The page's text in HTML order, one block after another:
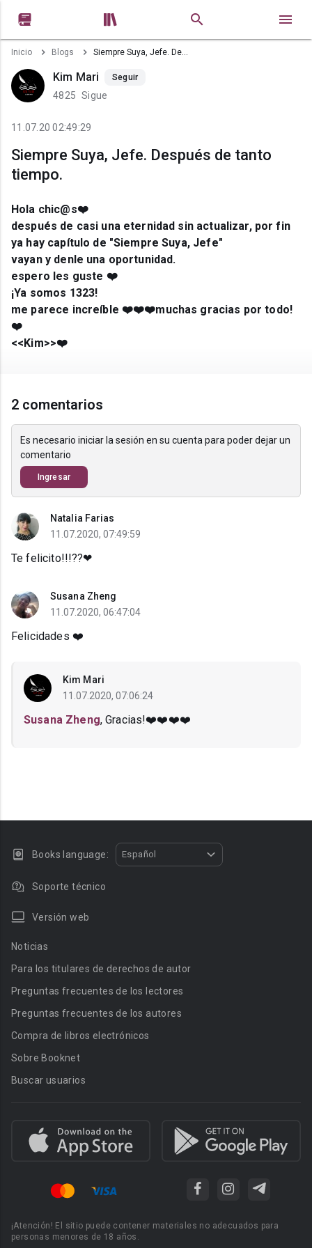
 
Inicio Blogs Siempre Suya, Jefe. Después de tanto tiempo.
Kim Mari Seguir
4825 Sigue
11.07.20 02:49:29
Siempre Suya, Jefe. Después de tanto
tiempo.
Hola chic@s❤️
después de casi una eternidad sin actualizar, por fin
ya hay capítulo de "Siempre Suya, Jefe"
vayan y denle una oportunidad.
espero les guste ❤️
¡Ya somos 1323!
me parece increíble ❤️❤️❤️muchas gracias por todo!
❤️
<<Kim>>❤️
2 comentarios
Es necesario iniciar la sesión en su cuenta para poder dejar un
comentario
Ingresar
Natalia Farias
11.07.2020, 07:49:59
Te felicito!!!??❤
Susana Zheng
11.07.2020, 06:47:04
Felicidades ❤️
Kim Mari
11.07.2020, 07:06:24
Susana Zheng, Gracias!❤️❤️❤️❤️
Books language: Español
Soporte técnico
Versión web
Noticias
Para los titulares de derechos de autor
Preguntas frecuentes de los lectores
Preguntas frecuentes de los autores
Compra de libros electrónicos
Sobre Booknet
Buscar usuarios
¡Atención! El sitio puede contener materiales no adecuados para
personas menores de 18 años.